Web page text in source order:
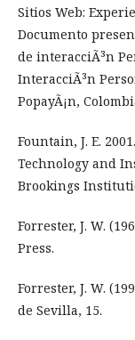
Sitios Web:
Documento
de interacciÃ³n
InteracciÃ³n
PopayÃ¡n,
Fountain, J. E.
Technology and
Brookings
Forrester, J. W.
Press.
Forrester, J. W.
de Sevilla, 15.